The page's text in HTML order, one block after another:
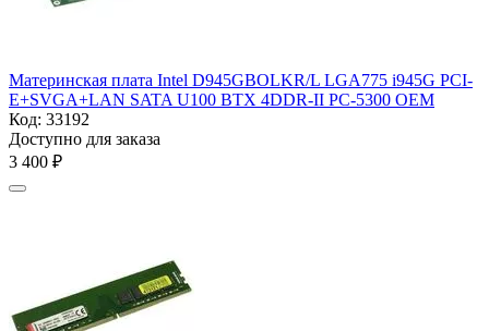
Материнская плата Intel D945GBOLKR/L LGA775 i945G PCI-
E+SVGA+LAN SATA U100 BTX 4DDR-II PC-5300 OEM
Код: 33192
Доступно для заказа
3 400 ₽